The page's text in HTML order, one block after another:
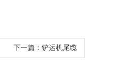
下一篇： 铲运机尾缆